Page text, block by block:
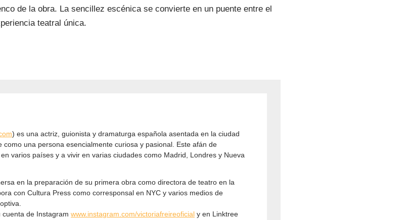
de la obra. La sencillez escénica se convierte en un puente entre el
teatral única.
) es una actriz, guionista y dramaturga española asentada en la ciudad
como una persona esencialmente curiosa y pasional. Este afán de
varios países y a vivir en varias ciudades como Madrid, Londres y Nueva
en la preparación de su primera obra como directora de teatro en la
con Cultura Press como corresponsal en NYC y varios medios de
cuenta de Instagramwww.instagram.com/victoriafreireoficial y en Linktree